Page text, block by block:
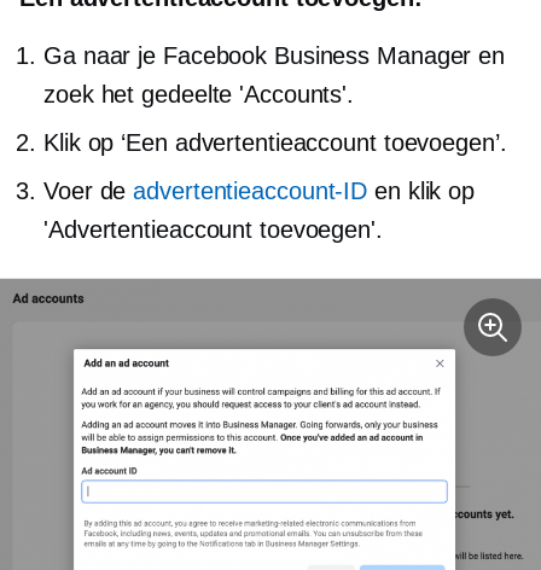
Ga naar je Facebook Business Manager en
zoek het gedeelte 'Accounts'.
Klik op ‘Een advertentieaccount toevoegen’.
Voer deadvertentieaccount-ID en klik op
'Advertentieaccount toevoegen'.